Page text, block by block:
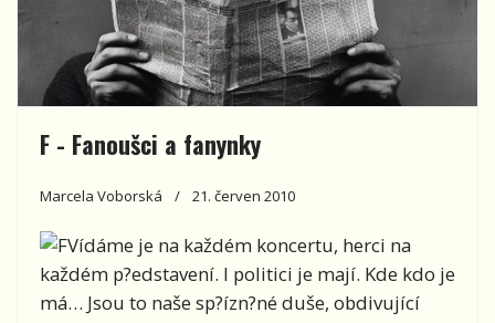
F - Fanoušci a fanynky
Marcela Voborská 21. červen 2010
Vídáme je na každém koncertu, herci na
každém p?edstavení. I politici je mají. Kde kdo je
má… Jsou to naše sp?ízn?né duše, obdivující